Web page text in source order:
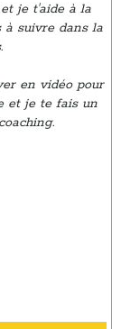
je t'aide à la
à suivre dans la
en vidéo pour
et je te fais un